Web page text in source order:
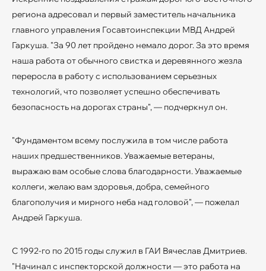
региона адресовал и первый заместитель начальника
главного управления Госавтоинспекции МВД Андрей
Гаркуша. "За 90 лет пройдено немало дорог. За это время
наша работа от обычного свистка и деревянного жезла
переросла в работу с использованием серьезных
технологий, что позволяет успешно обеспечивать
безопасность на дорогах страны", — подчеркнул он.
"Фундаментом всему послужила в том числе работа
наших предшественников. Уважаемые ветераны,
выражаю вам особые слова благодарности. Уважаемые
коллеги, желаю вам здоровья, добра, семейного
благополучия и мирного неба над головой", — пожелал
Андрей Гаркуша.
С 1992-го по 2015 годы служил в ГАИ Вячеслав Дмитриев.
"Начинал с инспекторской должности — это работа на